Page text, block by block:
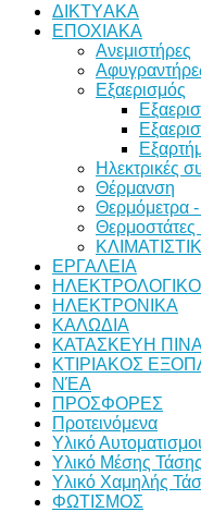
ΔΙKTΥAKA
ΕΠΟΧΙΑΚΑ
Ανεμιστήρες
Εξαερισμός
Ηλεκτρικές
Θέρμανση
Θερμόμετρα
Θερμοστάτες
ΕΡΓΑΛΕΙΑ
ΗΛΕΚΤΡΟΝΙΚΑ
ΚΑΛΩΔΙΑ
ΚΑΤΑΣΚΕΥΗ
ΚΤΙΡΙΑΚΟΣ
ΝΈΑ
ΠΡΟΣΦΟΡΕΣ
Προτεινόμενα
Υλικό
Υλικό Μέσης Τάσης
Υλικό Χαμηλής
ΦΩΤΙΣΜΟΣ